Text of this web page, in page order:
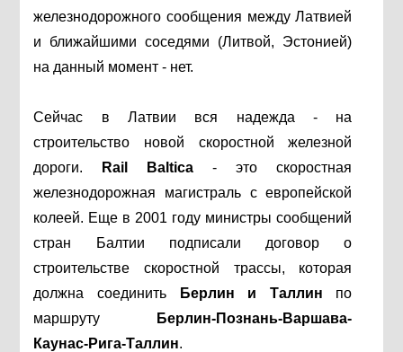
железнодорожного сообщения между Латвией
и ближайшими соседями (Литвой, Эстонией)
на данный момент - нет.
Сейчас в Латвии вся надежда - на
строительство новой скоростной железной
дороги.
Rail Baltica - это скоростная
железнодорожная магистраль с европейской
колеей. Еще в 2001 году министры сообщений
стран Балтии подписали договор о
строительстве скоростной трассы, которая
должна соединить
Берлин и Таллин по
маршруту
Берлин-Познань-Варшава-
Каунас-Рига-Таллин.